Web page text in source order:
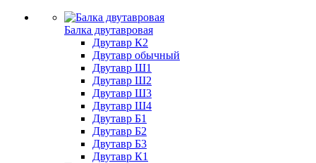
Балка двутавровая
Двутавр К2
Двутавр обычный
Двутавр Ш1
Двутавр Ш2
Двутавр Ш3
Двутавр Ш4
Двутавр Б1
Двутавр Б2
Двутавр Б3
Двутавр К1